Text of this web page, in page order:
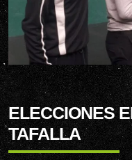
ELECCIONES
TAFALLA